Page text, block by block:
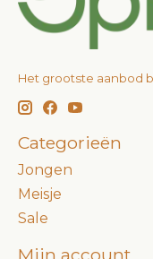
Het grootste aanbod
Categorieën
Jongen
Meisje
Sale